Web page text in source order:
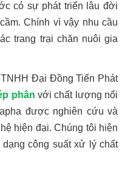
có sự phát triển lâu đời
Chính vì vậy nhu cầu
trang trại chăn nuôi gia
Đại Đồng Tiến Phát
phân với chất lượng nổi
được nghiên cứu và
hiện đại. Chúng tôi hiện
công suất xử lý chất